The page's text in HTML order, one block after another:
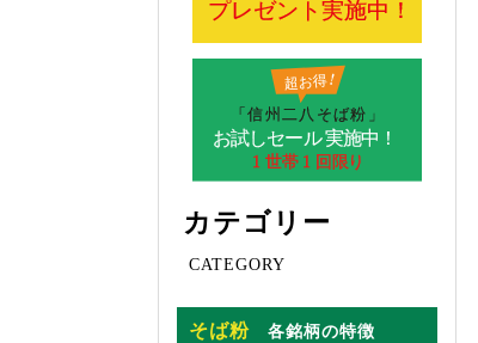
カテゴリー
CATEGORY
そば粉 各銘柄の特徴